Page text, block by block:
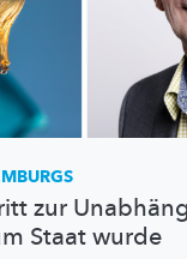
zur
Staat wurde